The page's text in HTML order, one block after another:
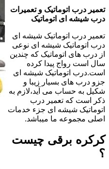
تعمیر درب اتوماتیک و تعمیرات
درب شیشه ای اتوماتیک
تعمیر درب اتوماتیک شیشه ای
درب اتوماتیک شیشه ای نوعی
از درب های اتوماتیک که چندین
سال است رواج پیدا کرده
است.درب اتوماتیک شیشه ای
جزو درب های بسیار زیبا و
شکیل به حساب می آید،لازم به
ذکر است که تعمیر درب
اتوماتیک شیشه ای جزء خدمات
اصلی مجموعه ما میباشد.
کرکره برقی چیست
؟